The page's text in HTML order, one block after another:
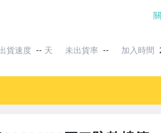
貨速度 -- 天 未出貨率 -- 加入時間